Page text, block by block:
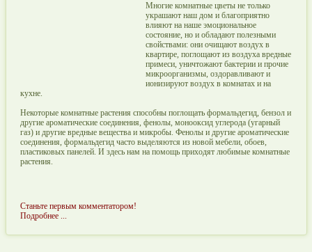
Многие комнатные цветы не только
украшают наш дом и благоприятно
влияют на наше эмоциональное
состояние, но и обладают полезными
свойствами: они очищают воздух в
квартире, поглощают из воздуха вредные
примеси, уничтожают бактерии и прочие
микроорганизмы, оздоравливают и
ионизируют воздух в комнатах и на
кухне.
Некоторые комнатные растения способны поглощать формальдегид, бензол и
другие ароматические соединения, фенолы, монооксид углерода (угарный
газ) и другие вредные вещества и микробы. Фенолы и другие ароматические
соединения, формальдегид часто выделяются из новой мебели, обоев,
пластиковых панелей. И здесь нам на помощь приходят любимые комнатные
растения.
Станьте первым комментатором!
Подробнее ...